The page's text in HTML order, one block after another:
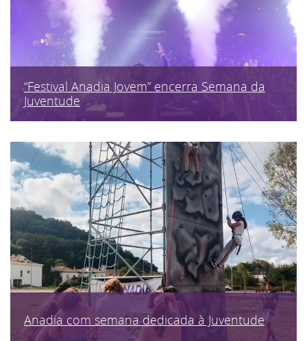
“Festival Anadia Jovem” encerra Semana da
Juventude
Anadia com semana dedicada à Juventude